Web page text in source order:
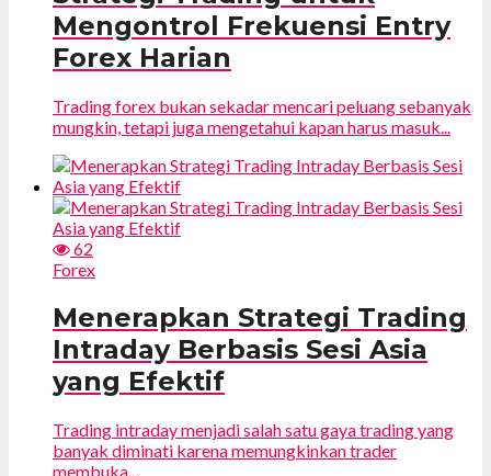
Mengontrol Frekuensi Entry
Forex Harian
Trading forex bukan sekadar mencari peluang sebanyak
mungkin, tetapi juga mengetahui kapan harus masuk...
62
Forex
Menerapkan Strategi Trading
Intraday Berbasis Sesi Asia
yang Efektif
Trading intraday menjadi salah satu gaya trading yang
banyak diminati karena memungkinkan trader
membuka...